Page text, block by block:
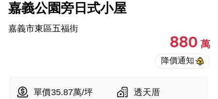
嘉義公園旁日式小屋
嘉義市東區五福街
880萬
單價35.87萬/坪 透天厝